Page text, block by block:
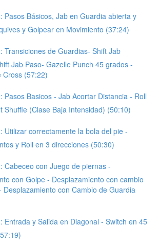
Pasos Básicos, Jab en Guardia abierta y
y Golpear en Movimiento (37:24)
Transiciones de Guardias- Shift Jab
Jab Paso- Gazelle Punch 45 grados -
Cross (57:22)
Pasos Basicos - Jab Acortar Distancia - Roll
Shuffle (Clase Baja Intensidad) (50:10)
Utilizar correctamente la bola del pie -
y Roll en 3 direcciones (50:30)
Cabeceo con Juego de piernas -
con Golpe - Desplazamiento con cambio
Desplazamiento con Cambio de Guardia
Entrada y Salida en Diagonal - Switch en 45